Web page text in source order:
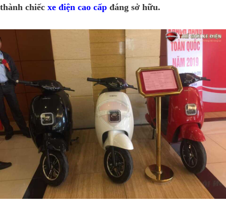
thành chiếc xe điện cao cấp đáng sở hữu.